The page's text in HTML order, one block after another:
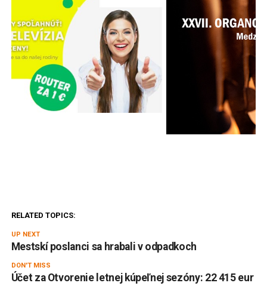
RELATED TOPICS:
UP NEXT
Mestskí poslanci sa hrabali v odpadkoch
DON'T MISS
Účet za Otvorenie letnej kúpeľnej sezóny: 22 415 eur